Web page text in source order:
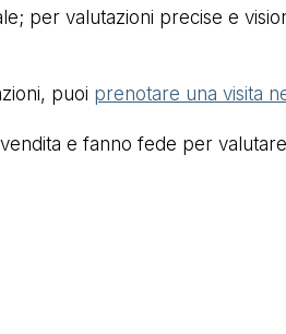
per valutazioni precise e
puoi prenotare una visita
e fanno fede per